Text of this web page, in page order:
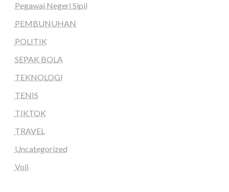
Pegawai Negeri Sipil
PEMBUNUHAN
POLITIK
SEPAK BOLA
TEKNOLOGI
TENIS
TIKTOK
TRAVEL
Uncategorized
Voli